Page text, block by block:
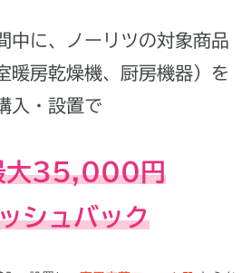
中に、ノーリツの対象商品
暖房乾燥機、厨房機器）を
入・設置で
大35,000円
シュバック